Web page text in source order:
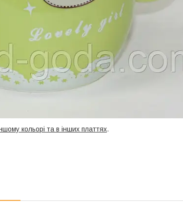
кольорі та в інших платтях.